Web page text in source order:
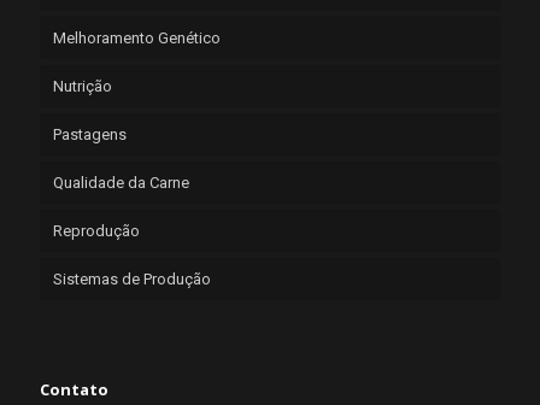
Melhoramento Genético
Nutrição
Pastagens
Qualidade da Carne
Reprodução
Sistemas de Produção
Contato